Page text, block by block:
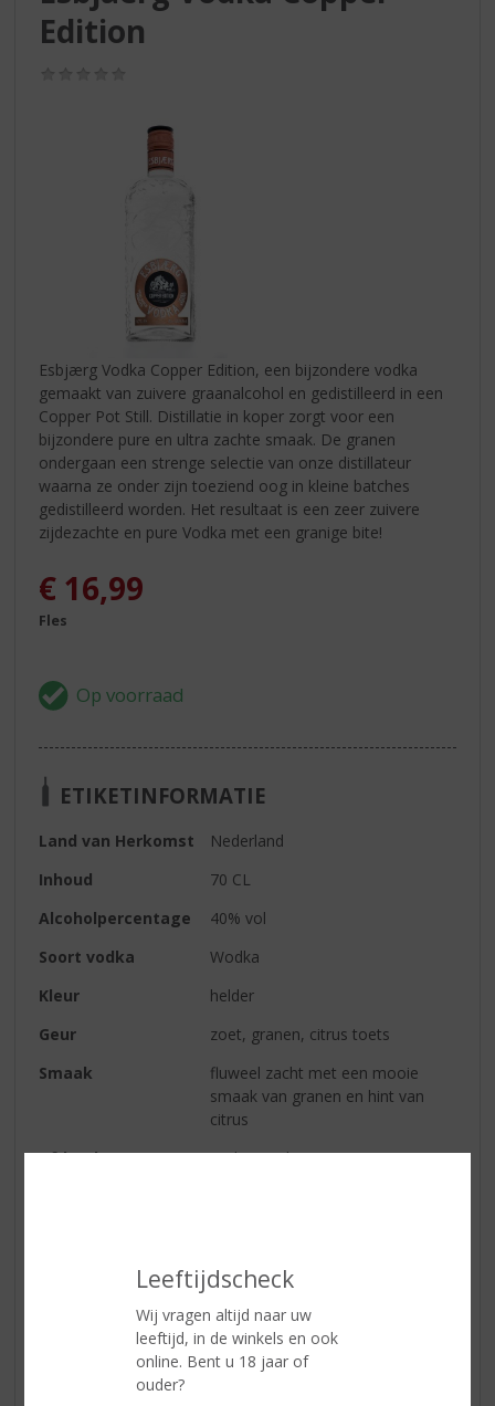
Leeftijdscheck
Wij vragen altijd naar uw
leeftijd, in de winkels en ook
online. Bent u 18 jaar of
ouder?
Edition
Esbjærg Vodka Copper Edition, een bijzondere vodka
gemaakt van zuivere graanalcohol en gedistilleerd in een
Copper Pot Still. Distillatie in koper zorgt voor een
bijzondere pure en ultra zachte smaak. De granen
ondergaan een strenge selectie van onze distillateur
waarna ze onder zijn toeziend oog in kleine batches
gedistilleerd worden. Het resultaat is een zeer zuivere
zijdezachte en pure Vodka met een granige bite!
€ 16,99
Fles
ETIKETINFORMATIE
Land van Herkomst
Nederland
Inhoud
70 CL
Alcoholpercentage
40% vol
Soort vodka
Wodka
Kleur
helder
Geur
zoet, granen, citrus toets
Smaak
fluweel zacht met een mooie
smaak van granen en hint van
citrus
Afdronk
zacht met hinten van citrus
Reviews
Schrijf een review
Er zijn nog geen reviews geplaatst voor dit product